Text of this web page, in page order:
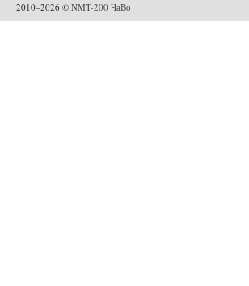
2010–2026 © NMT-200 ЧаВо